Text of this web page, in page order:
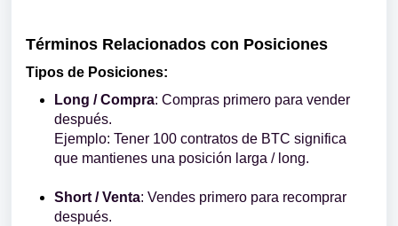
Términos Relacionados con Posiciones
Tipos de Posiciones:
Long / Compra: Compras primero para vender
después.
Ejemplo: Tener 100 contratos de BTC significa
que mantienes una posición larga / long.
Short / Venta: Vendes primero para recomprar
después.